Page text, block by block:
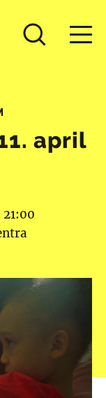
april